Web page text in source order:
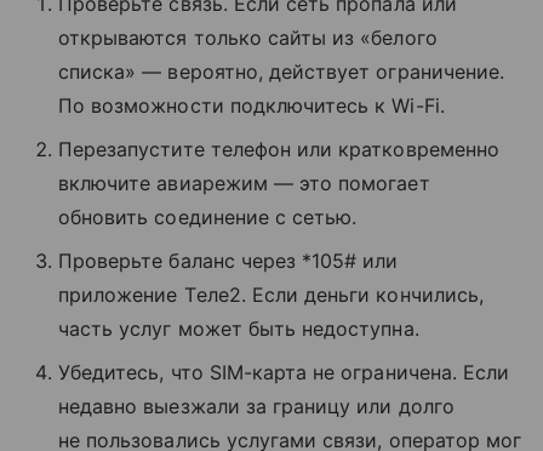
открываются только сайты из «белого
списка» — вероятно, действует ограничение.
По возможности подключитесь к Wi-Fi.
Перезапустите телефон или кратковременно
включите авиарежим — это помогает
обновить соединение с сетью.
Проверьте баланс через *105# или
приложение Tеле2. Если деньги кончились,
часть услуг может быть недоступна.
Убедитесь, что SIM-карта не ограничена. Если
недавно выезжали за границу или долго
не пользовались услугами связи, оператор мог